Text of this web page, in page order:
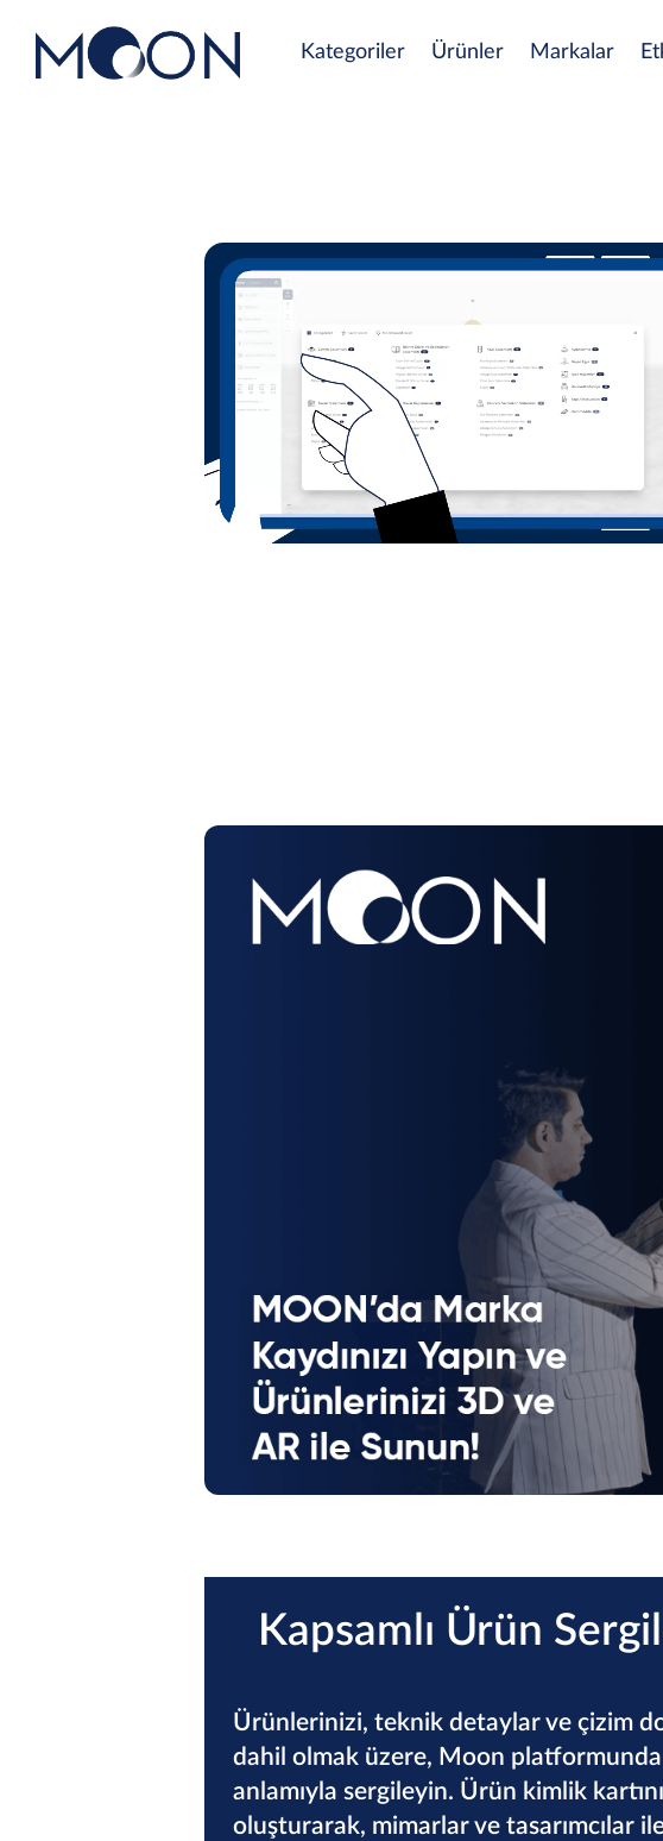
Kategoriler Ürünler Markalar
Kapsamlı Ürün
Ürünlerinizi, teknik detaylar ve çizim
dahil olmak üzere, Moon
anlamıyla sergileyin. Ürün kimlik
oluşturarak, mimarlar ve tasarımcılar